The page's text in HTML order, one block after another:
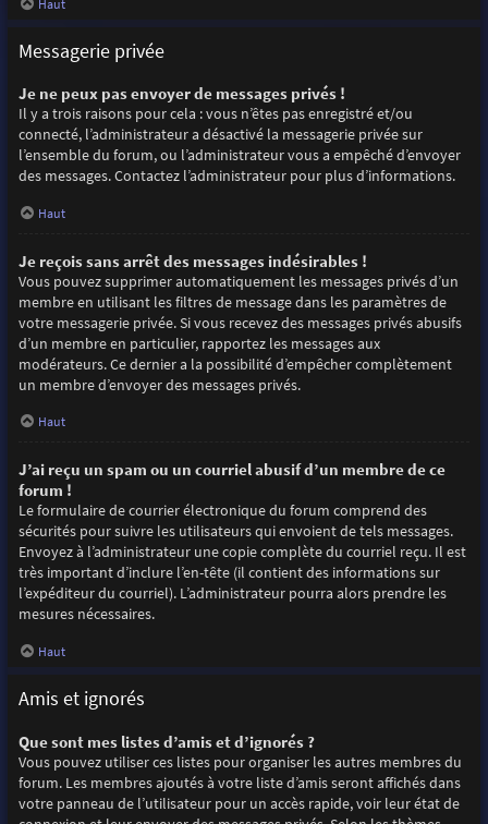
Haut
Messagerie privée
Je ne peux pas envoyer de messages privés !
Il y a trois raisons pour cela : vous n’êtes pas enregistré et/ou
connecté, l’administrateur a désactivé la messagerie privée sur
l’ensemble du forum, ou l’administrateur vous a empêché d’envoyer
des messages. Contactez l’administrateur pour plus d’informations.
Haut
Je reçois sans arrêt des messages indésirables !
Vous pouvez supprimer automatiquement les messages privés d’un
membre en utilisant les filtres de message dans les paramètres de
votre messagerie privée. Si vous recevez des messages privés abusifs
d’un membre en particulier, rapportez les messages aux
modérateurs. Ce dernier a la possibilité d’empêcher complètement
un membre d’envoyer des messages privés.
Haut
J’ai reçu un spam ou un courriel abusif d’un membre de ce
forum !
Le formulaire de courrier électronique du forum comprend des
sécurités pour suivre les utilisateurs qui envoient de tels messages.
Envoyez à l’administrateur une copie complète du courriel reçu. Il est
très important d’inclure l’en-tête (il contient des informations sur
l’expéditeur du courriel). L’administrateur pourra alors prendre les
mesures nécessaires.
Haut
Amis et ignorés
Que sont mes listes d’amis et d’ignorés ?
Vous pouvez utiliser ces listes pour organiser les autres membres du
forum. Les membres ajoutés à votre liste d’amis seront affichés dans
votre panneau de l’utilisateur pour un accès rapide, voir leur état de